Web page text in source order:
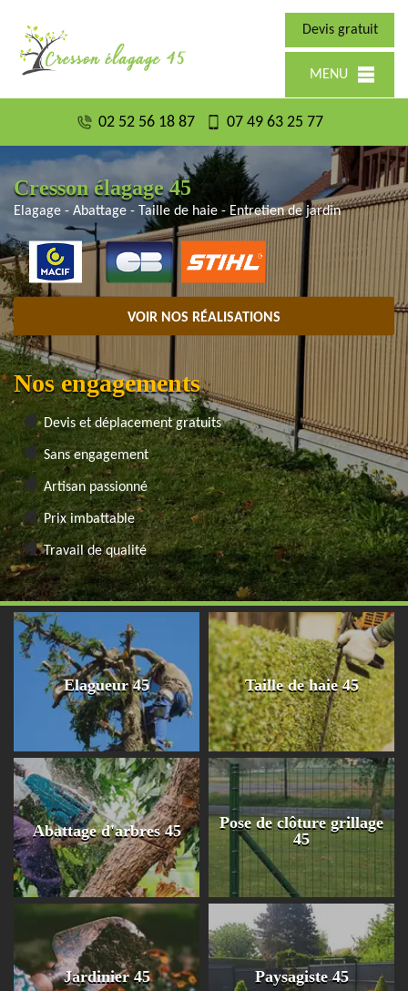
Devis gratuit
MENU
02 52 56 18 87 07 49 63 25 77
Cresson élagage 45
Elagage - Abattage - Taille de haie - Entretien de jardin
VOIR NOS RÉALISATIONS
Nos engagements
Devis et déplacement gratuits
Sans engagement
Artisan passionné
Prix imbattable
Travail de qualité
Elagueur 45 Taille de haie 45
Abattage d'arbres 45
Pose de clôture grillage
45
Jardinier 45 Paysagiste 45